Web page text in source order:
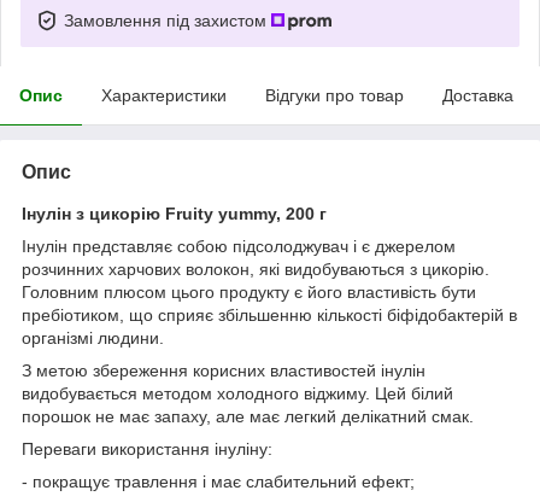
Замовлення під захистом
Опис Характеристики Відгуки про товар Доставка
Опис
Інулін з цикорію Fruity yummy, 200 г
Інулін представляє собою підсолоджувач і є джерелом
розчинних харчових волокон, які видобуваються з цикорію.
Головним плюсом цього продукту є його властивість бути
пребіотиком, що сприяє збільшенню кількості біфідобактерій в
організмі людини.
З метою збереження корисних властивостей інулін
видобувається методом холодного віджиму. Цей білий
порошок не має запаху, але має легкий делікатний смак.
Переваги використання інуліну:
- покращує травлення і має слабительний ефект;